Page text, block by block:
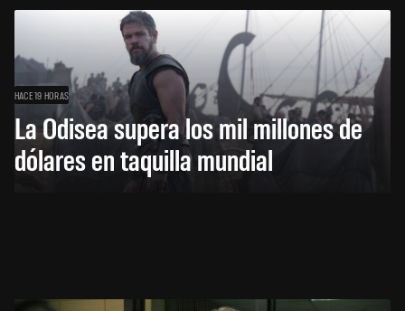
HACE 19 HORAS
La Odisea supera los mil millones de
dólares en taquilla mundial